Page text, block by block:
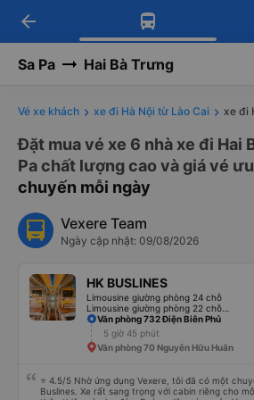
Tải app Vexere ngay!
Nhận ưu đãi thành viên độc
Tải app Vexere
-30k/ghế khi đặt vé máy
arrow_back
Sa Pa Hai Bà Trưng
Vé xe khách xe đi Hà Nội từ Lào Cai xe đi
Đặt mua vé xe 6 nhà xe đi Hai
Pa chất lượng cao và giá vé
chuyến mỗi ngày
Vexere Team
Ngày cập nhật: 09/08/2026
HK BUSLINES
Limousine giường phòng 24 chỗ
Văn phòng 732 Điện Biên Phủ
5 giờ 45 phút
Văn phòng 70 Nguyễn Hữu Huân
⭐ 4.5/5 Nhờ ứng dụng Vexere, tôi đã có một
Buslines. Xe rất sang trọng với cabin riêng cho